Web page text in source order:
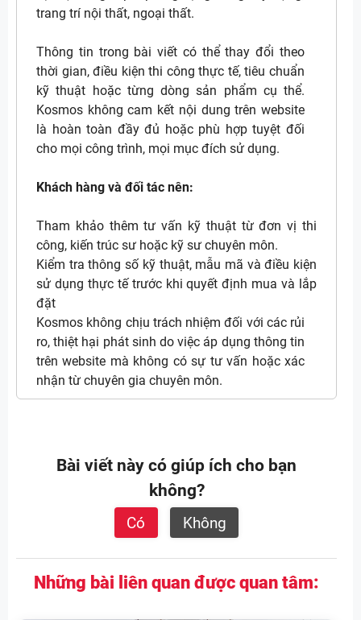
trang trí nội thất, ngoại thất.
Thông tin trong bài viết có thể thay đổi theo
thời gian, điều kiện thi công thực tế, tiêu chuẩn
kỹ thuật hoặc từng dòng sản phẩm cụ thể.
Kosmos không cam kết nội dung trên website
là hoàn toàn đầy đủ hoặc phù hợp tuyệt đối
cho mọi công trình, mọi mục đích sử dụng.
Khách hàng và đối tác nên:
Tham khảo thêm tư vấn kỹ thuật từ đơn vị thi
công, kiến trúc sư hoặc kỹ sư chuyên môn.
Kiểm tra thông số kỹ thuật, mẫu mã và điều kiện
sử dụng thực tế trước khi quyết định mua và lắp
đặt
Kosmos không chịu trách nhiệm đối với các rủi
ro, thiệt hại phát sinh do việc áp dụng thông tin
trên website mà không có sự tư vấn hoặc xác
nhận từ chuyên gia chuyên môn.
Bài viết này có giúp ích cho bạn
không?
Có Không
Những bài liên quan được quan tâm: